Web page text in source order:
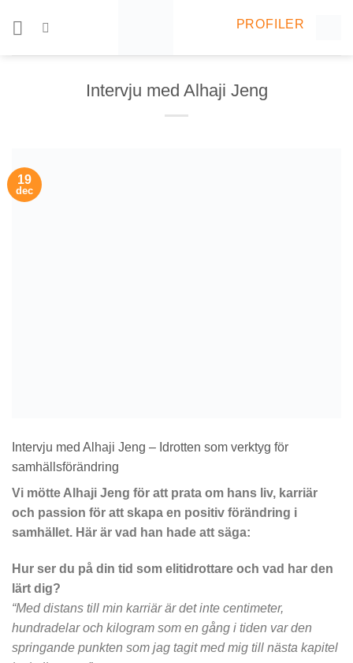
PROFILER
Intervju med Alhaji Jeng
19
dec
Intervju med Alhaji Jeng – Idrotten som verktyg för
samhällsförändring
Vi mötte Alhaji Jeng för att prata om hans liv, karriär
och passion för att skapa en positiv förändring i
samhället. Här är vad han hade att säga:
Hur ser du på din tid som elitidrottare och vad har den
lärt dig?
“Med distans till min karriär är det inte centimeter,
hundradelar och kilogram som en gång i tiden var den
springande punkten som jag tagit med mig till nästa kapitel